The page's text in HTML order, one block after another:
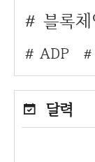
블록체
ADP
달력